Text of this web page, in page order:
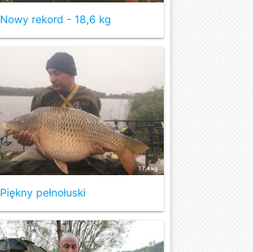
Nowy rekord - 18,6 kg
Piękny pełnołuski